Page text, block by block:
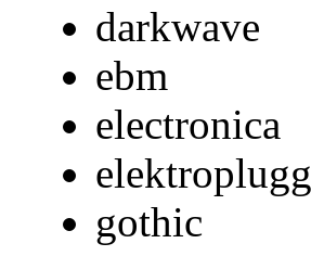
darkwave
ebm
electronica
elektroplugg
gothic